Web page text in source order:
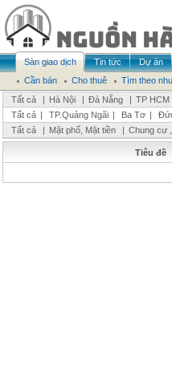
Sàn giao dịch Tin tức Dự án
Cần bán
Cho thuê
Tìm theo
Tất cả
| Hà Nội | Đà Nẵng | TP HCM
Tất cả | TP.Quảng Ngãi | Ba Tơ |
Tất cả
| Mặt phố, Mặt tiền | Chung cư
Tiêu đề